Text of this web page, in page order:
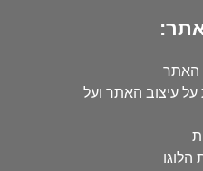
האתר
עיצוב האתר ועל
הלוגו